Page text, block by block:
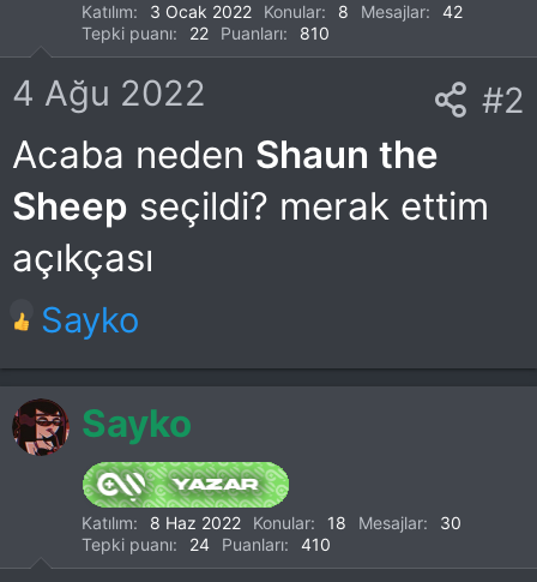
l
e
r
:
Katılım 3 Ocak 2022 Konular 8 Mesajlar
42
Tepki puanı
22 Puanları 810
4 Ağu 2022 #2
Acaba neden Shaun the
Sheep seçildi? merak ettim
açıkçası
T
e
p
k
l
Sayko
Sayko
Katılım 8 Haz 2022 Konular 18 Mesajlar
30
Tepki puanı
24 Puanları 410